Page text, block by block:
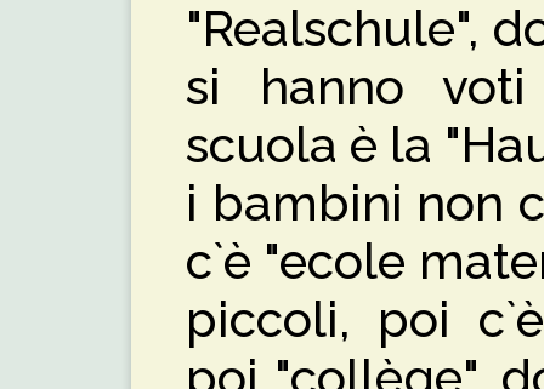
"Realschule",
si hanno voti
scuola è la
i bambini non
c`è "ecole
piccoli, poi